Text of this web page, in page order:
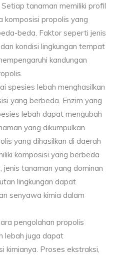
tanaman memiliki profil
komposisi propolis yang
beda. Faktor seperti jenis
kondisi lingkungan tempat
kandungan
spesies lebah menghasilkan
yang berbeda. Enzim yang
lebah dapat mengubah
yang dikumpulkan.
yang dihasilkan di daerah
komposisi yang berbeda
jenis tanaman yang dominan
lingkungan dapat
senyawa kimia dalam
pengolahan propolis
lebah juga dapat
kimianya. Proses ekstraksi,